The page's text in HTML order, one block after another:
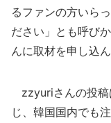
るファンの方いら
ださい」とも呼び
んに取材を申し込
zzyuriさんの投稿
じ、韓国国内でも